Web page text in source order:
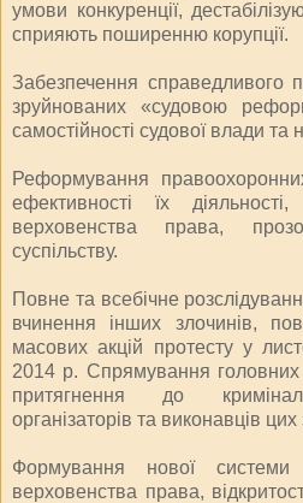
умови конкуренції,
сприяють поширенню корупції.
Забезпечення справедливого
зруйнованих «судовою
самостійності судової влади та
Реформування
ефективності їх
верховенства права,
суспільству.
Повне та всебічне
вчинення інших злочинів,
масових акцій протесту у
2014 р. Спрямування
притягнення до
організаторів та виконавців цих
Формування нової
верховенства права,